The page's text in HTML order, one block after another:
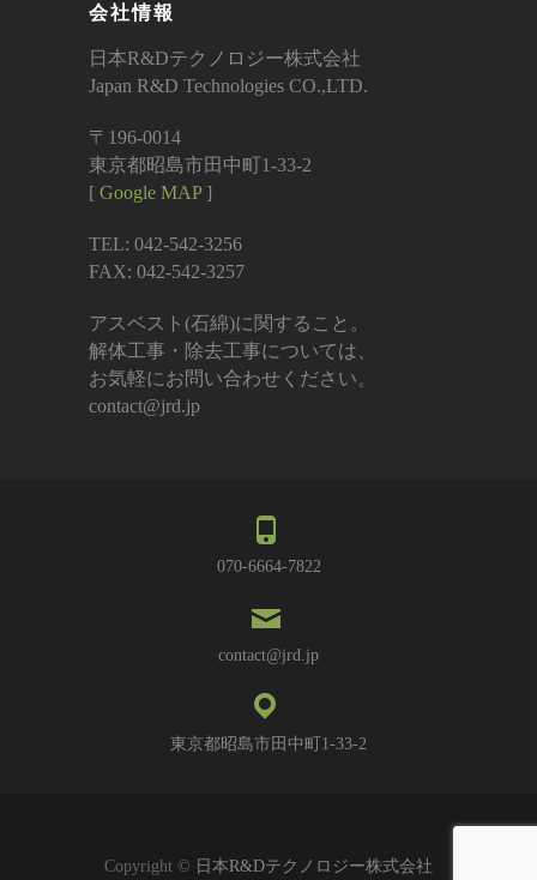
会社情報
日本R&Dテクノロジー株式会社
Japan R&D Technologies CO.,LTD.
〒196-0014
東京都昭島市田中町1-33-2
[ Google MAP]
TEL: 042-542-3256
FAX: 042-542-3257
アスベスト(石綿)に関すること。
解体工事・除去工事については、
お気軽にお問い合わせください。
contact@jrd.jp
070-6664-7822
contact@jrd.jp
東京都昭島市田中町1-33-2
Copyright © 日本R&Dテクノロジー株式会社